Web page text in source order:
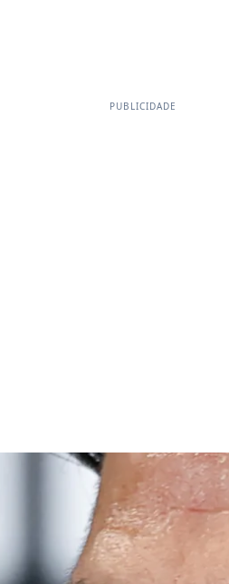
PUBLICIDADE